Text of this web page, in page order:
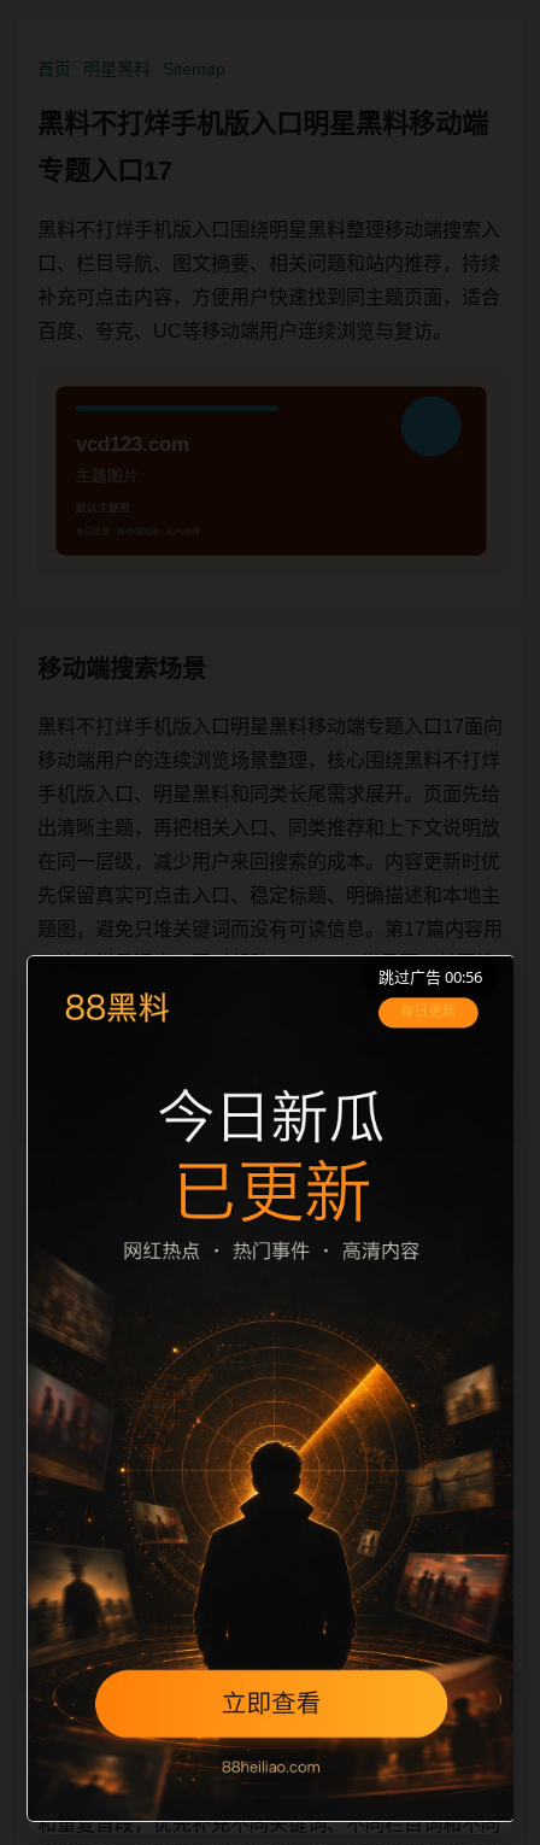
首页 明星黑料 Sitemap
黑料不打烊手机版入口明星黑料移动端
专题入口17
黑料不打烊手机版入口围绕明星黑料整理移动端搜索入
口、栏目导航、图文摘要、相关问题和站内推荐，持续
补充可点击内容，方便用户快速找到同主题页面，适合
百度、夸克、UC等移动端用户连续浏览与复访。
移动端搜索场景
黑料不打烊手机版入口明星黑料移动端专题入口17面向
移动端用户的连续浏览场景整理，核心围绕黑料不打烊
手机版入口、明星黑料和同类长尾需求展开。页面先给
出清晰主题，再把相关入口、同类推荐和上下文说明放
在同一层级，减少用户来回搜索的成本。内容更新时优
先保留真实可点击入口、稳定标题、明确描述和本地主
题图，避免只堆关键词而没有可读信息。第17篇内容用
于补齐栏目深度，同时帮助 sitemap、栏目页、首页推
荐形成更自然的内链关系。图片说明统一绑定站点主关
键词、栏目词和文章标题，让搜索引擎能够从标题、正
之间识别一致主题。后续每日采集时，建议继续执行远
程图片本地化、坏图默认图兜底、标题去重和
description 长度过滤。如果同一主题下有多个相近页
面，应通过不同角度补充事件背景、访问场景、相关问
题或专题入口，降低站群页面之间的重复感。页面底部
保留同类推荐、上一篇下一篇和 sitemap 入口，保证重
要页面点击深度尽量控制在三次以内。正文维护时可按
用户搜索路径补充三类信息：入口是否稳定、同栏目还
有哪些可继续阅读、移动端打开时图片和摘要是否一
致。每次新增内容后同步检查标题、description、
canonical、主题图、alt、title和推荐链接，确保页面既
能被搜索引擎理解，也能让真实
相关问题与推荐
用户顺着栏目继续浏览。同站连续更新时避免重复标题
和重复首段，优先补充不同关键词、不同栏目词和不同
跳过广告 00:56